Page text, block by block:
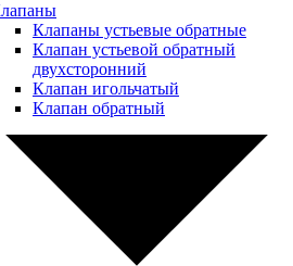
Клапаны устьевые обратные
Клапан устьевой обратный
двухсторонний
Клапан игольчатый
Клапан обратный